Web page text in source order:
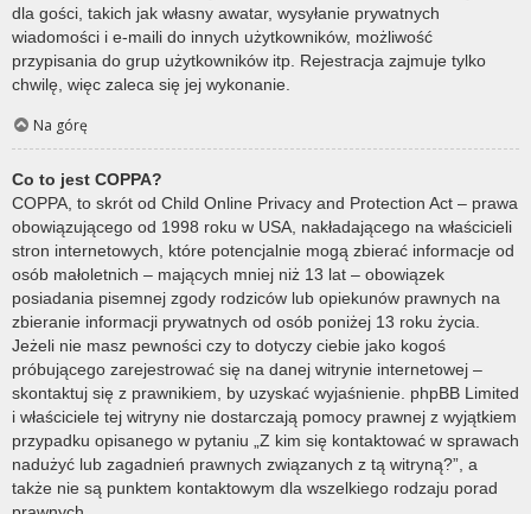
dla gości, takich jak własny awatar, wysyłanie prywatnych
wiadomości i e-maili do innych użytkowników, możliwość
przypisania do grup użytkowników itp. Rejestracja zajmuje tylko
chwilę, więc zaleca się jej wykonanie.
Na górę
Co to jest COPPA?
COPPA, to skrót od Child Online Privacy and Protection Act – prawa
obowiązującego od 1998 roku w USA, nakładającego na właścicieli
stron internetowych, które potencjalnie mogą zbierać informacje od
osób małoletnich – mających mniej niż 13 lat – obowiązek
posiadania pisemnej zgody rodziców lub opiekunów prawnych na
zbieranie informacji prywatnych od osób poniżej 13 roku życia.
Jeżeli nie masz pewności czy to dotyczy ciebie jako kogoś
próbującego zarejestrować się na danej witrynie internetowej –
skontaktuj się z prawnikiem, by uzyskać wyjaśnienie. phpBB Limited
i właściciele tej witryny nie dostarczają pomocy prawnej z wyjątkiem
przypadku opisanego w pytaniu „Z kim się kontaktować w sprawach
nadużyć lub zagadnień prawnych związanych z tą witryną?”, a
także nie są punktem kontaktowym dla wszelkiego rodzaju porad